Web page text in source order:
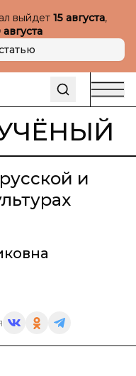
выйдет 15 августа,
августа
и